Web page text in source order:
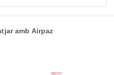
amb Airpaz